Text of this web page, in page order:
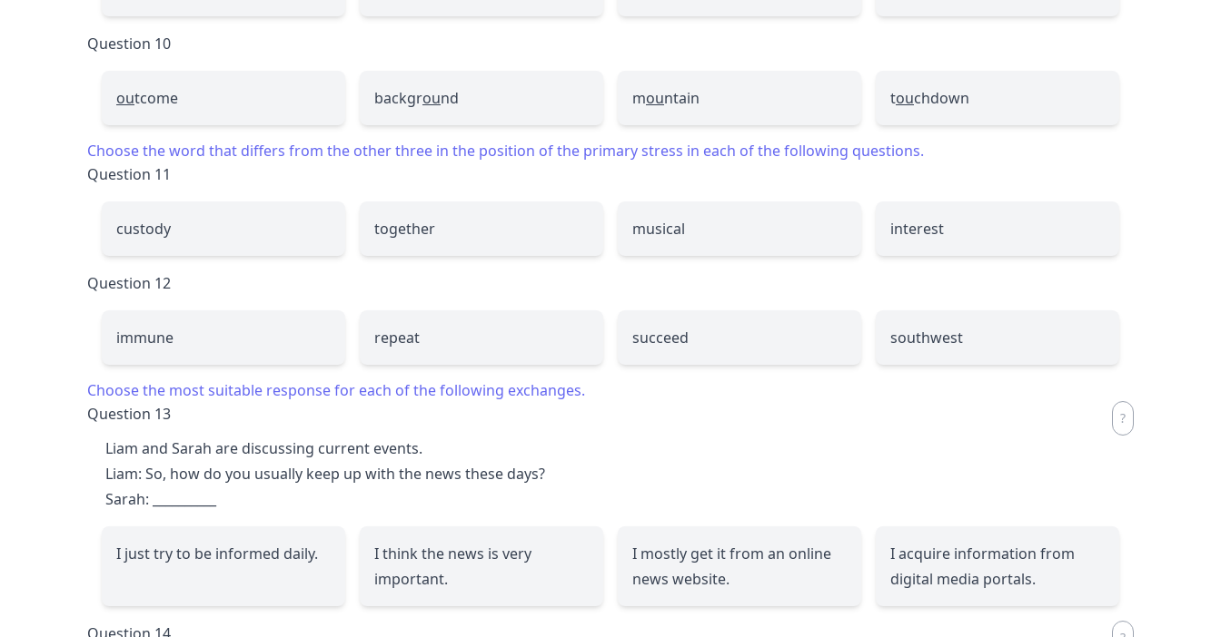
Question 10
outcome background mountain touchdown
Choose the word that differs from the other three in the position of the primary stress in each of the following questions.
Question 11
custody together musical interest
Question 12
immune repeat succeed southwest
Choose the most suitable response for each of the following exchanges.
Question 13
Liam and Sarah are discussing current events.
Liam: So, how do you usually keep up with the news these days?
Sarah:
I just try to be informed daily.
I think the news is very
important.
I mostly get it from an online
news website.
I acquire information from
digital media portals.